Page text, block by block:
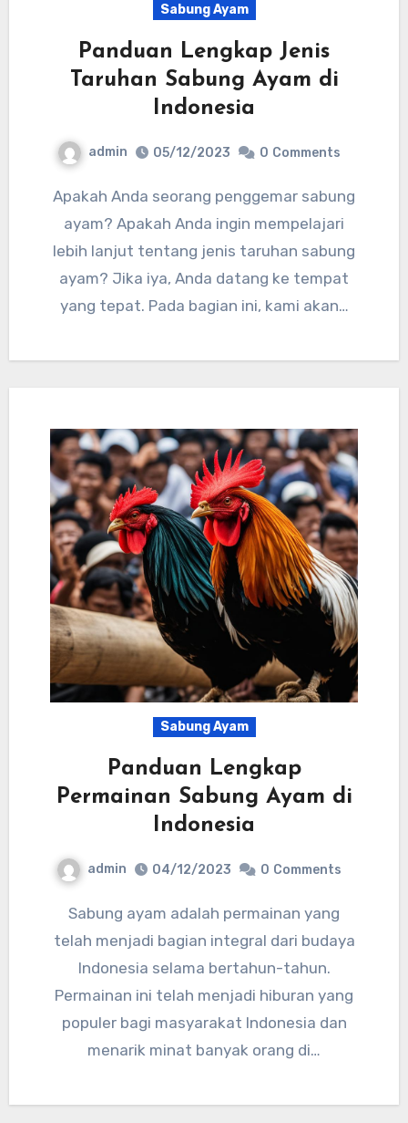
Sabung Ayam
Panduan Lengkap Jenis
Taruhan Sabung Ayam di
Indonesia
admin 05/12/2023 0 Comments
Apakah Anda seorang penggemar sabung
ayam? Apakah Anda ingin mempelajari
lebih lanjut tentang jenis taruhan sabung
ayam? Jika iya, Anda datang ke tempat
yang tepat. Pada bagian ini, kami akan…
Sabung Ayam
Panduan Lengkap
Permainan Sabung Ayam di
Indonesia
admin 04/12/2023 0 Comments
Sabung ayam adalah permainan yang
telah menjadi bagian integral dari budaya
Indonesia selama bertahun-tahun.
Permainan ini telah menjadi hiburan yang
populer bagi masyarakat Indonesia dan
menarik minat banyak orang di…